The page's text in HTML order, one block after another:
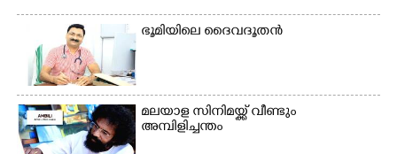
ഭൂ​മി​യി​ലെ​ ​ദൈ​വദൂതൻ
മലയാള സിനിമയ്ക്ക് വീണ്ടും
അമ്പിളിച്ചന്തം